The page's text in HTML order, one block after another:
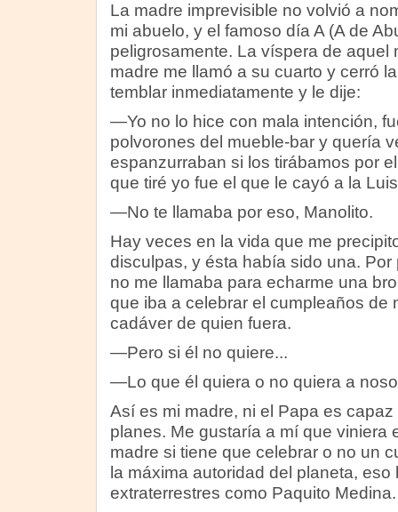
La madre imprevisible no volvió a
mi abuelo, y el famoso día A (A de
peligrosamente. La víspera de aquel
madre me llamó a su cuarto y cerró
temblar inmediatamente y le dije:
—Yo no lo hice con mala intención,
polvorones del mueble-bar y quería
espanzurraban si los tirábamos por
que tiré yo fue el que le cayó a la
—No te llamaba por eso, Manolito.
Hay veces en la vida que me
disculpas, y ésta había sido una. Por
no me llamaba para echarme una
que iba a celebrar el cumpleaños de
cadáver de quien fuera.
—Pero si él no quiere...
—Lo que él quiera o no quiera a
Así es mi madre, ni el Papa es
planes. Me gustaría a mí que viniera
madre si tiene que celebrar o no un
la máxima autoridad del planeta, eso
extraterrestres como Paquito Medina.